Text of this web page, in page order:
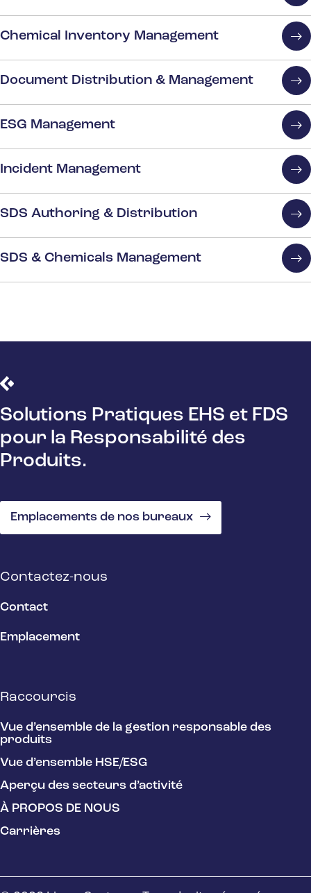
Chemical Inventory Management
Document Distribution & Management
ESG Management
Incident Management
SDS Authoring & Distribution
SDS & Chemicals Management
Solutions Pratiques EHS et FDS
pour la Responsabilité des
Produits.
Emplacements de nos bureaux
Contactez-nous
Contact
Emplacement
Raccourcis
Vue d’ensemble de la gestion responsable des
produits
Vue d’ensemble HSE/ESG
Aperçu des secteurs d’activité
À PROPOS DE NOUS
Carrières